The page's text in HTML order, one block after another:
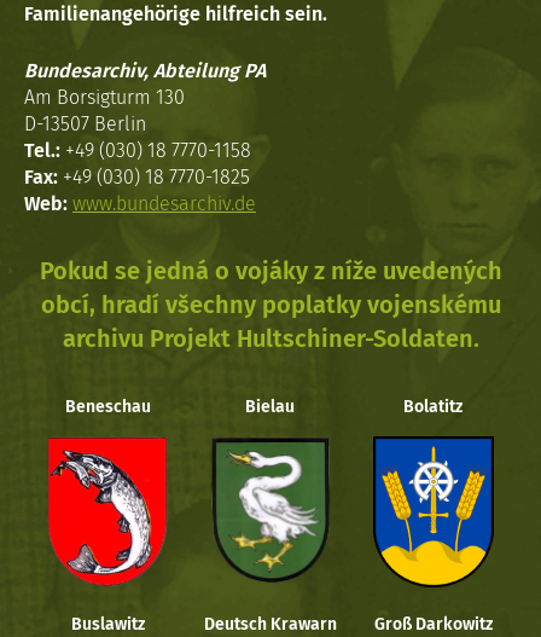
Familienangehörige hilfreich sein.
Bundesarchiv, Abteilung PA
Am Borsigturm 130
D-13507 Berlin
Tel.: +49 (030) 18 7770-1158
Fax: +49 (030) 18 7770-1825
Web: www.bundesarchiv.de
Pokud se jedná o vojáky z níže uvedených
obcí, hradí všechny poplatky vojenskému
archivu Projekt Hultschiner-Soldaten.
Beneschau Bielau Bolatitz
Buslawitz Deutsch Krawarn Groß Darkowitz